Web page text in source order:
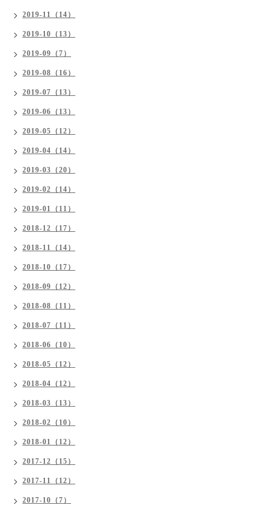
2019-11（14）
2019-10（13）
2019-09（7）
2019-08（16）
2019-07（13）
2019-06（13）
2019-05（12）
2019-04（14）
2019-03（20）
2019-02（14）
2019-01（11）
2018-12（17）
2018-11（14）
2018-10（17）
2018-09（12）
2018-08（11）
2018-07（11）
2018-06（10）
2018-05（12）
2018-04（12）
2018-03（13）
2018-02（10）
2018-01（12）
2017-12（15）
2017-11（12）
2017-10（7）